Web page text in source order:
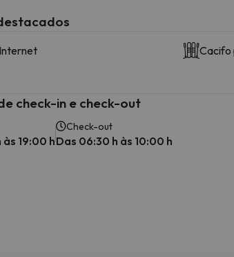
Cacifo
check-in e check-out
às 19:00 h
Check-out
Das 06:30 h às 10:00 h